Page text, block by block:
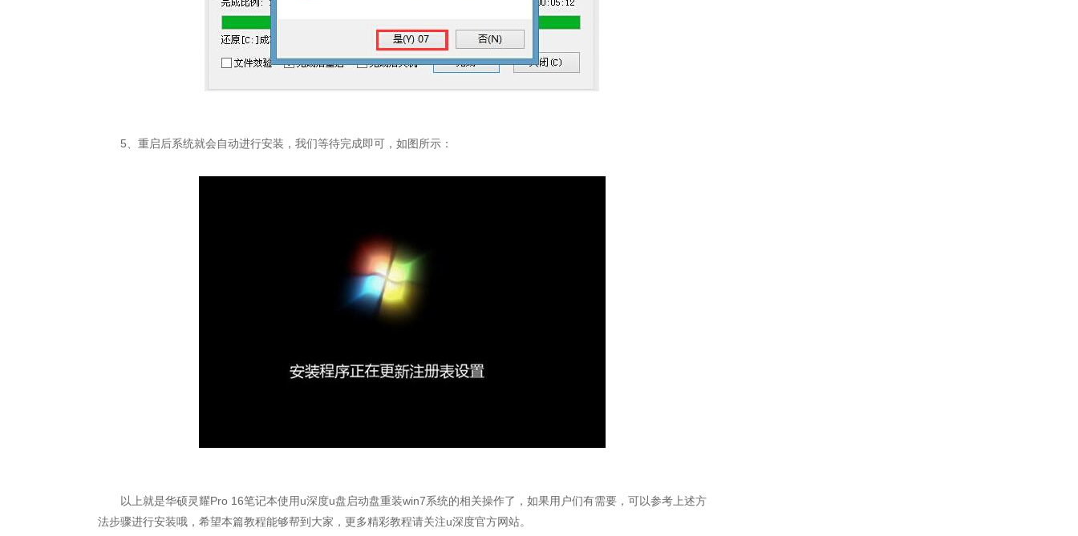
5、重启后系统就会自动进行安装，我们等待完成即可，如图所示：
以上就是华硕灵耀Pro 16笔记本使用u深度u盘启动盘重装win7系统的相关操作了，如果用户们有需要，可以参考上述方
法步骤进行安装哦，希望本篇教程能够帮到大家，更多精彩教程请关注u深度官方网站。